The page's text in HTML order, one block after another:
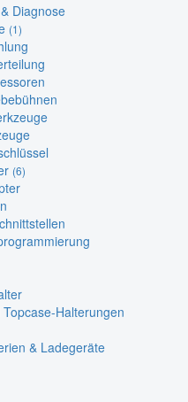
Diagnose
(1)
(6)
Halterungen
& Ladegeräte